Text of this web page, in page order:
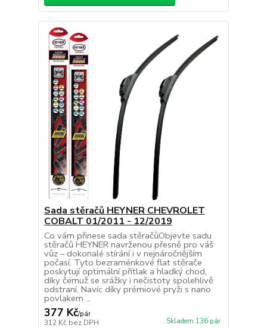
Sada stěračů HEYNER CHEVROLET
COBALT 01/2011 - 12/2019
Co vám přinese sada stěračůObjevte sadu
stěračů HEYNER navrženou přesně pro váš
vůz – dokonalé stírání i v nejnáročnějším
počasí. Tyto bezraménkové flat stěrače
poskytují optimální přítlak a hladký chod,
díky čemuž se srážky i nečistoty spolehlivě
odstraní. Navíc díky prémiové pryži s nano
povlakem ...
377 Kč/pár
312 Kč bez DPH Skladem 136 pár